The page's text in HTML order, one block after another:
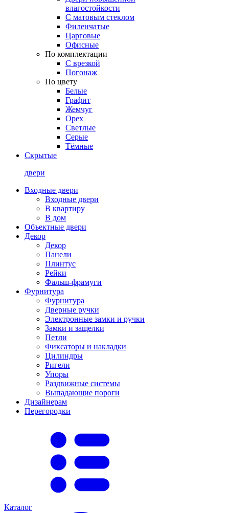
влагостойкости
С матовым стеклом
Филенчатые
Царговые
Офисные
По комплектации
С врезкой
Погонаж
По цвету
Белые
Графит
Жемчуг
Орех
Светлые
Серые
Тёмные
Скрытые
двери
Входные двери
Входные двери
В квартиру
В дом
Объектные двери
Декор
Декор
Панели
Плинтус
Рейки
Фальш-фрамуги
Фурнитура
Фурнитура
Дверные ручки
Электронные замки и ручки
Замки и защелки
Петли
Фиксаторы и накладки
Цилиндры
Ригели
Упоры
Раздвижные системы
Выпадающие пороги
Дизайнерам
Перегородки
Каталог